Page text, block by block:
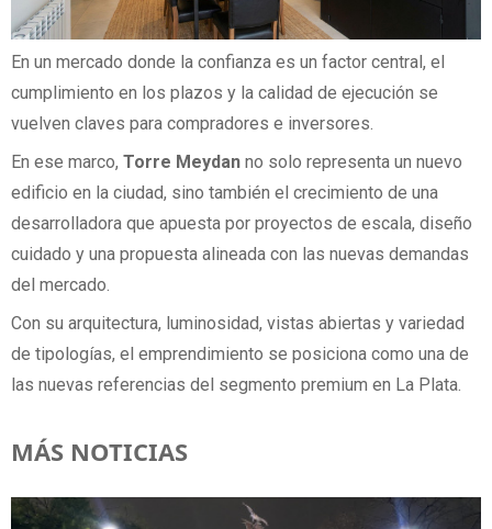
En un mercado donde la confianza es un factor central, el
cumplimiento en los plazos y la calidad de ejecución se
vuelven claves para compradores e inversores.
En ese marco, Torre Meydan no solo representa un nuevo
edificio en la ciudad, sino también el crecimiento de una
desarrolladora que apuesta por proyectos de escala, diseño
cuidado y una propuesta alineada con las nuevas demandas
del mercado.
Con su arquitectura, luminosidad, vistas abiertas y variedad
de tipologías, el emprendimiento se posiciona como una de
las nuevas referencias del segmento premium en La Plata.
MÁS NOTICIAS